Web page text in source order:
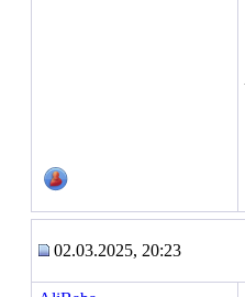
02.03.2025, 20:23